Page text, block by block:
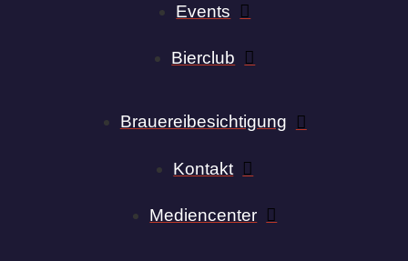
Events
Bierclub
Brauereibesichtigung
Kontakt
Mediencenter